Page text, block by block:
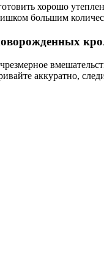
хорошо
большим
аккуратно,